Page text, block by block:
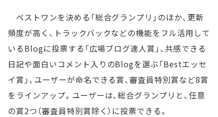
ベストワンを決める「総合グランプリ」のほか、更新
頻度が高く、トラックバックなどの機能をフル活用して
いるBlogに投票する「広場ブログ達人賞」、共感できる
日記や面白いコメント入りのBlogを選ぶ「Bestエッセ
イ賞」、ユーザーが命名できる賞、審査員特別賞など8賞
をラインアップ。ユーザーは、総合グランプリと、任意
の賞2つ（審査員特別賞除く）に投票できる。